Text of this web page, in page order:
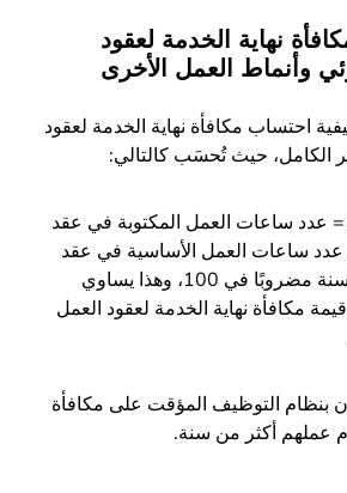
نهاية الخدمة لعقود
وأنماط العمل الأخرى
احتساب مكافأة نهاية الخدمة لعقود
الكامل، حيث تُحسَب كالتالي:
= عدد ساعات العمل المكتوبة في عقد
ساعات العمل الأساسية في عقد
الدوام الكامل في السنة مضروبًا في 100، وهذا يساوي
مكافأة نهاية الخدمة لعقود العمل
بنظام التوظيف المؤقت على مكافأة
عملهم أكثر من سنة.